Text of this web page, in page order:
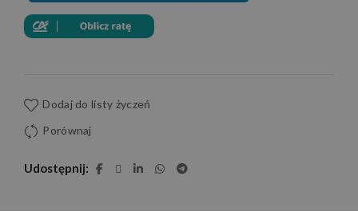
Dodaj do listy życzeń
Porównaj
Udostępnij